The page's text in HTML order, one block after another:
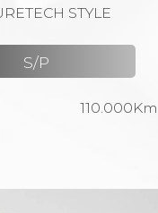
STYLE
S/P
110.000Km